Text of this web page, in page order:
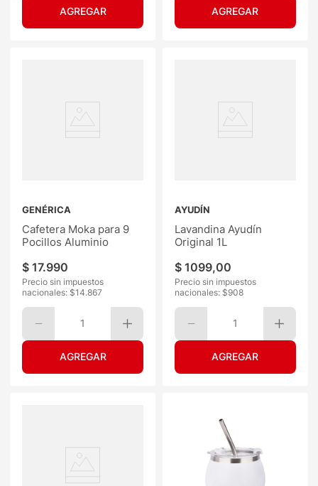
GENÉRICA
Cafetera Moka para 9
Pocillos Aluminio
$ 17.990
Precio sin impuestos
nacionales: $14.867
1
AYUDÍN
Lavandina Ayudín
Original 1L
$ 1099,00
Precio sin impuestos
nacionales: $908
1